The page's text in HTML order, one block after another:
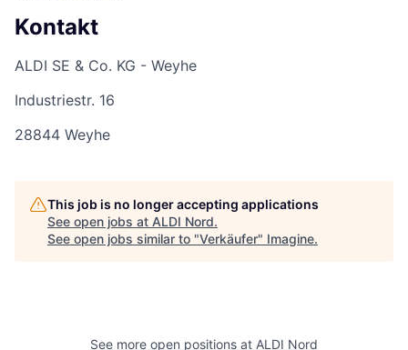
Kontakt
ALDI SE & Co. KG - Weyhe
Industriestr. 16
28844 Weyhe
This job is no longer accepting applications
See open jobs at ALDI Nord.
See open jobs similar to "Verkäufer" Imagine.
See more open positions at ALDI Nord